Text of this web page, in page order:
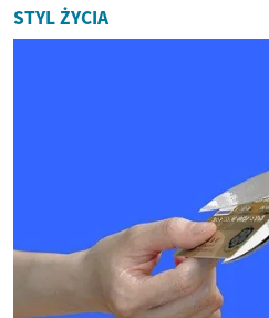
STYL ŻYCIA